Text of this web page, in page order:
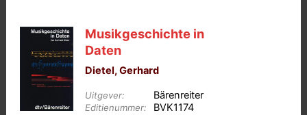
Musikgeschichte in
Daten
Dietel, Gerhard
Uitgever: Bärenreiter
Editienummer: BVK1174